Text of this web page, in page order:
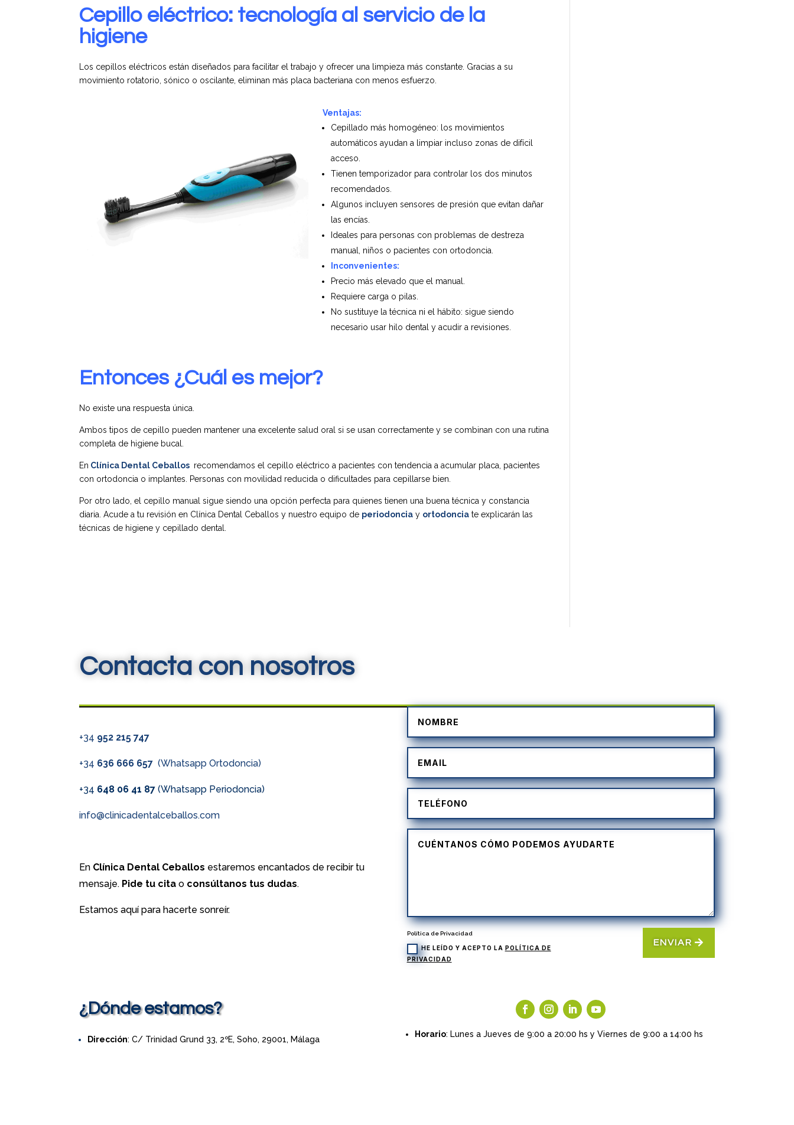
Cepillo eléctrico: tecnología al servicio de la
higiene
Los cepillos eléctricos están diseñados para facilitar el trabajo y ofrecer una limpieza más constante. Gracias a su
movimiento rotatorio, sónico o oscilante, eliminan más placa bacteriana con menos esfuerzo.
Ventajas:
Cepillado más homogéneo: los movimientos
automáticos ayudan a limpiar incluso zonas de difícil
acceso.
Tienen temporizador para controlar los dos minutos
recomendados.
Algunos incluyen sensores de presión que evitan dañar
las encías.
Ideales para personas con problemas de destreza
manual, niños o pacientes con ortodoncia.
Inconvenientes:
Precio más elevado que el manual.
Requiere carga o pilas.
No sustituye la técnica ni el hábito: sigue siendo
necesario usar hilo dental y acudir a revisiones.
Entonces ¿Cuál es mejor?
No existe una respuesta única.
Ambos tipos de cepillo pueden mantener una excelente salud oral si se usan correctamente y se combinan con una rutina
completa de higiene bucal.
En Clínica Dental Ceballos recomendamos el cepillo eléctrico a pacientes con tendencia a acumular placa, pacientes
con ortodoncia o implantes. Personas con movilidad reducida o dificultades para cepillarse bien.
Por otro lado, el cepillo manual sigue siendo una opción perfecta para quienes tienen una buena técnica y constancia
diaria. Acude a tu revisión en Clínica Dental Ceballos y nuestro equipo de periodoncia y ortodoncia te explicarán las
técnicas de higiene y cepillado dental.
Contacta con nosotros
+34 952 215 747
+34 636 666 657(Whatsapp Ortodoncia)
+34 648 06 41 87 (Whatsapp Periodoncia)
info@clinicadentalceballos.com
En Clínica Dental Ceballos estaremos encantados de recibir tu
mensaje. Pide tu cita o consúltanos tus dudas.
Estamos aquí para hacerte sonreír.
Política de Privacidad
HE LEÍDO Y ACEPTO LA POLÍTICA DE
PRIVACIDAD
ENVIAR
¿Dónde estamos?
Dirección: C/ Trinidad Grund 33, 2ºE, Soho, 29001,Málaga
Horario: Lunes a Jueves de 9:00 a 20:00 hs y Viernes de 9:00 a 14:00 hs